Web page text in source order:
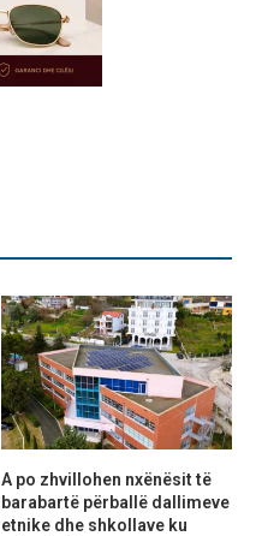
A po zhvillohen nxënësit të
barabartë përballë dallimeve
etnike dhe shkollave ku